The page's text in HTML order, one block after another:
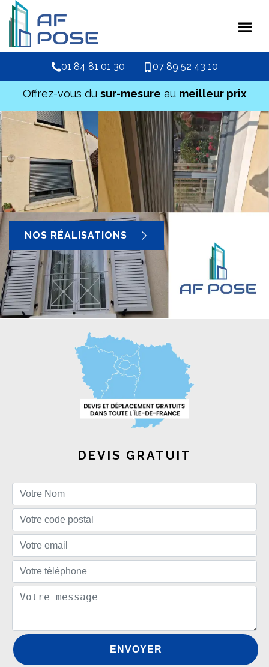
01 84 81 01 30 07 89 52 43 10
Offrez-vous du sur-mesure au meilleur prix
NOS RÉALISATIONS
DEVIS GRATUIT